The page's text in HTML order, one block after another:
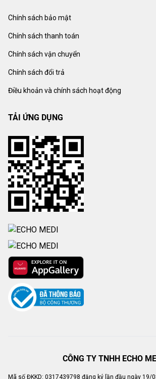
Chính sách bảo mật
Chính sách thanh toán
Chính sách vận chuyển
Chính sách đổi trả
Điều khoản và chính sách hoạt động
TẢI ỨNG DỤNG
CÔNG TY TNHH ECHO
Mã số ĐKKD: 0317439798 đăng ký lần đầu ngày 19/